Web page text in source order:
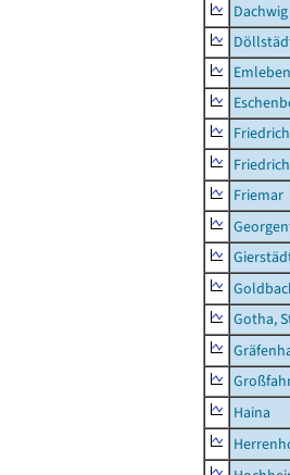
Dachwig
Emleben
Friemar
Gotha,
Haina